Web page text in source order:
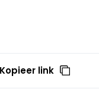
Kopieer link